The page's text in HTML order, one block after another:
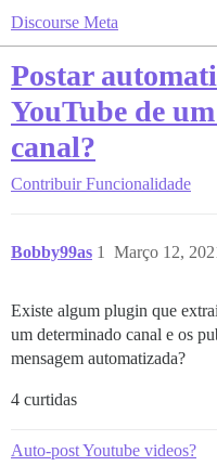
Discourse Meta
Postar
YouTube de
canal?
Contribuir Funcionalidade
Bobby99as Março 12,
1
Existe algum plugin que
um determinado canal e os
mensagem automatizada?
4 curtidas
Auto-post Youtube videos?